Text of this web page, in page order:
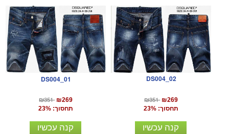
DS004_01
₪351 ₪269
תחסוך: 23%
קנה עכשיו
DS004_02
₪351 ₪269
תחסוך: 23%
קנה עכשיו